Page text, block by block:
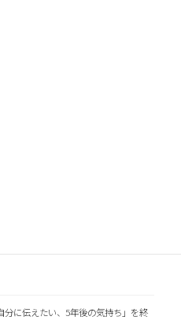
分に伝えたい、5年後の気持ち」を終